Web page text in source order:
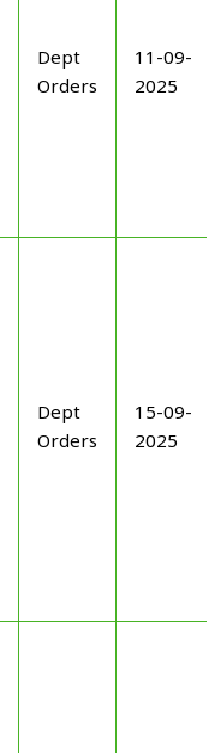
Dept
Orders
11-09-
2025
Dept
Orders
15-09-
2025